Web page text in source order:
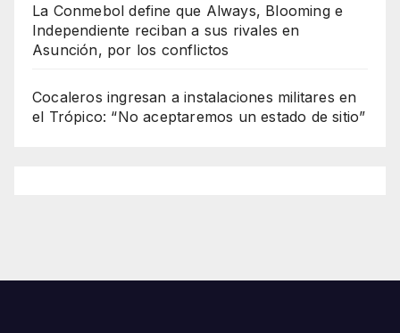
La Conmebol define que Always, Blooming e
Independiente reciban a sus rivales en
Asunción, por los conflictos
Cocaleros ingresan a instalaciones militares en
el Trópico: “No aceptaremos un estado de sitio”